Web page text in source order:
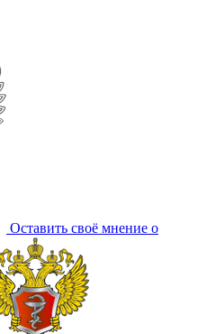
Оставить своё мнение о